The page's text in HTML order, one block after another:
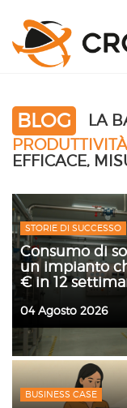
BLOG LA
EFFICACE,
STORIE DI SUCCESSO
Consumo di
un impianto
€ in 12
04 Agosto 2026
BUSINESS CASE